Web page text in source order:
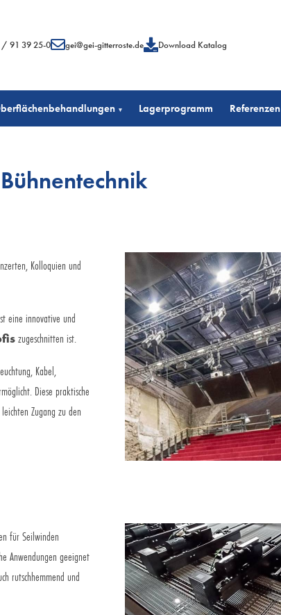
/ 91 39 25-0 gei@gei-gitterroste.de Download Katalog
▾ Lagerprogramm Referenzen
Kolloquien und
eine innovative und
zugeschnitten ist.
Kabel,
Diese praktische
Zugang zu den
für Seilwinden
Anwendungen geeignet
rutschhemmend und